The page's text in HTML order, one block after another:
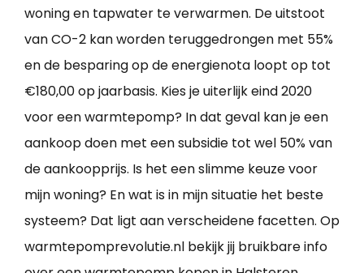
woning en tapwater te verwarmen. De uitstoot
van CO-2 kan worden teruggedrongen met 55%
en de besparing op de energienota loopt op tot
€180,00 op jaarbasis. Kies je uiterlijk eind 2020
voor een warmtepomp? In dat geval kan je een
aankoop doen met een subsidie tot wel 50% van
de aankoopprijs. Is het een slimme keuze voor
mijn woning? En wat is in mijn situatie het beste
systeem? Dat ligt aan verscheidene facetten. Op
warmtepomprevolutie.nl bekijk jij bruikbare info